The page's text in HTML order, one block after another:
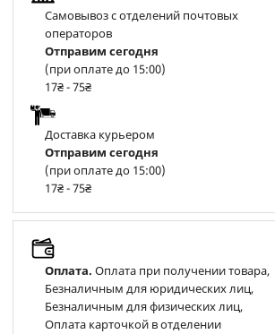
Самовывоз с отделений почтовых
операторов
Отправим сегодня
(при оплате до 15:00)
17₴ - 75₴
Доставка курьером
Отправим сегодня
(при оплате до 15:00)
17₴ - 75₴
Оплата. Оплата при получении товара,
Безналичным для юридических лиц,
Безналичным для физических лиц,
Оплата карточкой в отделении